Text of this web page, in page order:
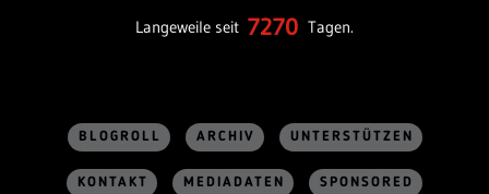
Langeweile seit 7270 Tagen.
BLOGROLL ARCHIV UNTERSTÜTZEN
KONTAKT MEDIADATEN SPONSORED